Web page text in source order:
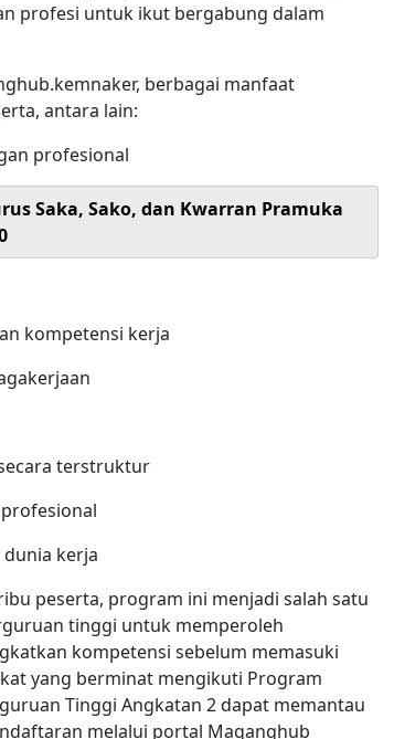
profesi untuk ikut bergabung dalam
berbagai manfaat
antara lain:
profesional
Saka, Sako, dan Kwarran Pramuka
kompetensi kerja
terstruktur
kerja
peserta, program ini menjadi salah satu
tinggi untuk memperoleh
kompetensi sebelum memasuki
yang berminat mengikuti Program
Tinggi Angkatan 2 dapat memantau
melalui portal Maganghub